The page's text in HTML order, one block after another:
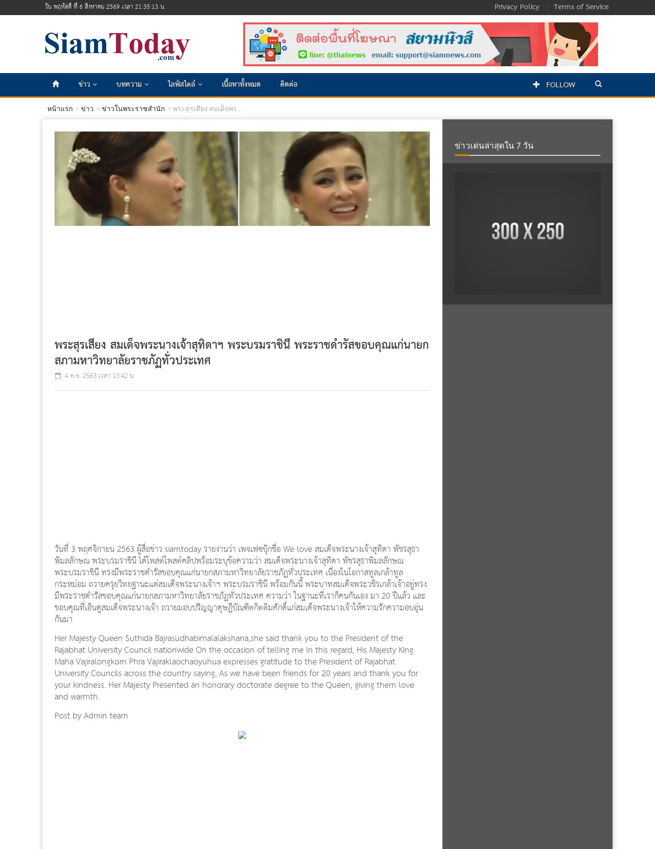
วัน พฤหัสดี ที่ 6 สิงหาคม 2569 เวลา 21:35:14 น. Privacy Policy | Terms of Service
ข่าว บทความ ไลฟ์สไตล์ เนื้อหาทั้งหมด ติดต่อ FOLLOW
หน้าแรก ข่าว ข่าวในพระราชสำนัก พระสุรเสียง สมเด็จพร...
พระสุรเสียง สมเด็จพระนางเจ้าสุทิดาฯ พระบรมราชินี พระราชดำรัสขอบคุณแก่นายก
สภามหาวิทยาลัยราชภัฏทั่วประเทศ
4 พ.ย. 2563 เวลา 13:42 น.
วันที่ 3 พฤศจิกายน 2563 ผู้สื่อข่าว siamtoday รายงานว่า เพจเฟซบุ๊กชื่อ We love สมเด็จพระนางเจ้าสุทิดา พัชรสุธา
พิมลลักษณ พระบรมราชินี ได้โพสต์โพสต์คลิปพร้อมระบุข้อความว่า สมเด็จพระนางเจ้าสุทิดา พัชรสุธาพิมลลักษณ
พระบรมราชินี ทรงมีพระราชดำรัสขอบคุณแก่นายกสภามหาวิทยาลัยราชภัฏทั่วประเทศ เนื่องในโอกาสทูลเกล้าทูล
กระหม่อม ถวายครุยวิทยฐานะแด่สมเด็จพระนางเจ้าฯ พระบรมราชินี พร้อมกันนี้ พระบาทสมเด็จพระวชิรเกล้าเจ้าอยู่ทรง
มีพระราชดำรัสขอบคุณแก่นายกสภามหาวิทยาลัยราชภัฏทั่วประเทศ ความว่า ในฐานะที่เราก็คนกันเอง มา 20 ปีแล้ว และ
ขอบคุณที่เอ็นดูสมเด็จพระนางเจ้า ถวายมอบปริญญาดุษฎีบัณฑิตกิตติมศักดิ์แก่สมเด็จพระนางเจ้าให้ความรักความอบอุ่น
กันมา
Her Majesty Queen Suthida Bajrasudhabimalalakshana,she said thank you to the President of the
Rajabhat University Council nationwide On the occasion of telling me In this regard, His Majesty King
Maha Vajiralongkorn Phra Vajiraklaochaoyuhua expresses gratitude to the President of Rajabhat
University Councils across the country saying, As we have been friends for 20 years and thank you for
your kindness. Her Majesty Presented an honorary doctorate degree to the Queen, giving them love
and warmth.
Post by Admin team
ข่าวเด่นล่าสุดใน 7 วัน